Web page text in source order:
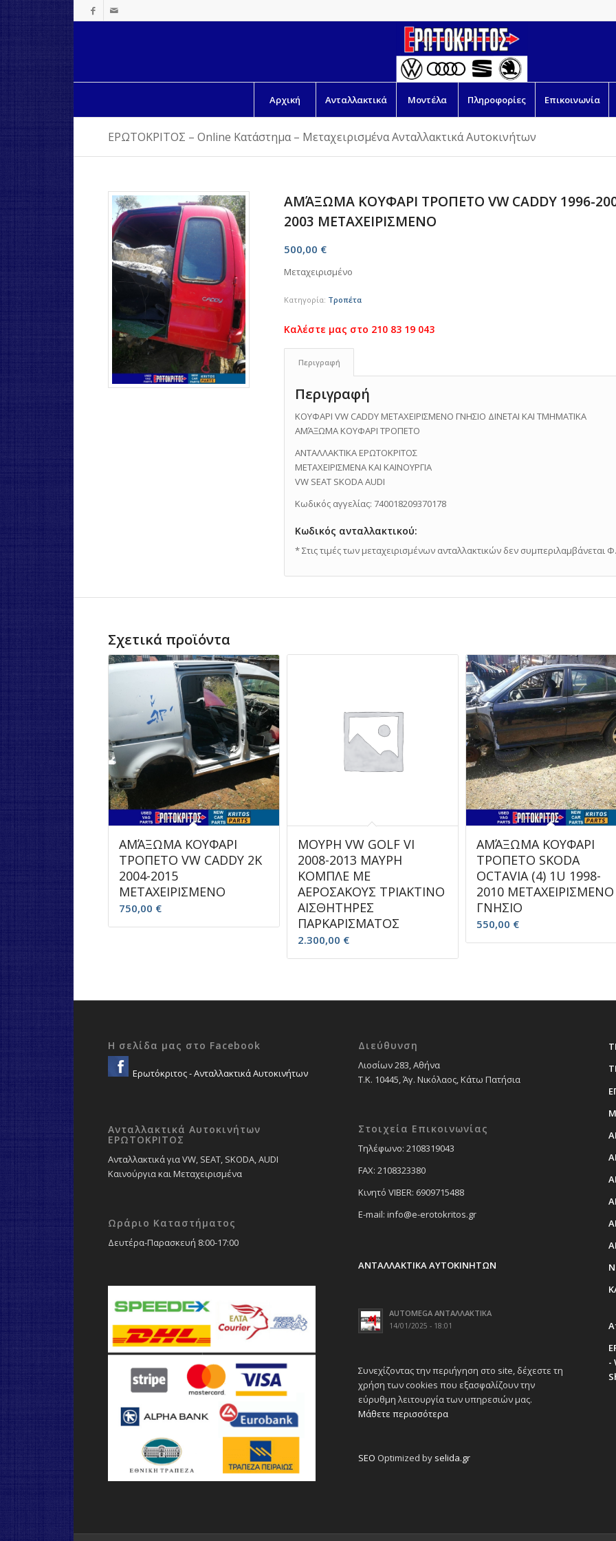
Αρχική Ανταλλακτικά Μοντέλα Πληροφορίες Επικοινωνία
ΕΡΩΤΟΚΡΙΤΟΣ – Online Κατάστημα – Μεταχειρισμένα Ανταλλακτικά Αυτοκινήτων
ΑΜΆΞΩΜΑ ΚΟΥΦΑΡΙ ΤΡΟΠΕΤΟ VW CADDY 1996-
2003 ΜΕΤΑΧΕΙΡΙΣΜΕΝΟ
500,00 €
Μεταχειρισμένο
Κατηγορία: Τροπέτα
Περιγραφή
Περιγραφή
ΚΟΥΦΑΡΙ VW CADDY ΜΕΤΑΧΕΙΡΙΣΜΕΝΟ ΓΝΗΣΙΟ ΔΙΝΕΤΑΙ ΚΑΙ ΤΜΗΜΑΤΙΚΑ
ΑΜΆΞΩΜΑ ΚΟΥΦΑΡΙ ΤΡΟΠΕΤΟ
ΑΝΤΑΛΛΑΚΤΙΚΑ ΕΡΩΤΟΚΡΙΤΟΣ
ΜΕΤΑΧΕΙΡΙΣΜΕΝΑ ΚΑΙ ΚΑΙΝΟΥΡΓΙΑ
VW SEAT SKODA AUDI
Κωδικός αγγελίας: 740018209370178
Κωδικός ανταλλακτικού:
* Στις τιμές των μεταχειρισμένων ανταλλακτικών δεν συμπεριλαμβάνεται
Σχετικά προϊόντα
ΑΜΆΞΩΜΑ ΚΟΥΦΑΡΙ
ΤΡΟΠΕΤΟ VW CADDY 2K
2004-2015
ΜΕΤΑΧΕΙΡΙΣΜΕΝΟ
750,00 €
ΜΟΥΡΗ VW GOLF VI
2008-2013 ΜΑΥΡΗ
ΚΟΜΠΛΕ ΜΕ
ΑΕΡΟΣΑΚΟΥΣ ΤΡΙΑΚΤΙΝΟ
ΑΙΣΘΗΤΗΡΕΣ
ΠΑΡΚΑΡΙΣΜΑΤΟΣ
2.300,00 €
ΑΜΆΞΩΜΑ ΚΟΥΦΑΡΙ
ΤΡΟΠΕΤΟ SKODA
OCTAVIA (4) 1U 1998-
2010 ΜΕΤΑΧΕΙΡΙΣΜΕΝΟ
ΓΝΗΣΙΟ
550,00 €
Η σελίδα μας στο Facebook
Ερωτόκριτος - Ανταλλακτικά Αυτοκινήτων
Ανταλλακτικά Αυτοκινήτων
ΕΡΩΤΟΚΡΙΤΟΣ
Ανταλλακτικά για VW, SEAT, SKODA, AUDI
Καινούργια και Μεταχειρισμένα
Ωράριο Καταστήματος
Δευτέρα-Παρασκευή 8:00-17:00
Διεύθυνση
Λιοσίων 283, Αθήνα
Τ.Κ. 10445, Άγ. Νικόλαος, Κάτω Πατήσια
Στοιχεία Επικοινωνίας
Tηλέφωνο: 2108319043
FAX: 2108323380
Κινητό VIBER: 6909715488
E-mail: info@e-erotokritos.gr
ΑΝΤΑΛΛΑΚΤΙΚΑ ΑΥΤΟΚΙΝΗΤΩΝ
AUTOMEGA ΑΝΤΑΛΛΑΚΤΙΚΑ
14/01/2025 - 18:01
Συνεχίζοντας την περιήγηση στο site, δέχεστε τη
χρήση των cookies που εξασφαλίζουν την
εύρυθμη λειτουργία των υπηρεσιών μας.
Μάθετε περισσότερα
SEO Optimized by selida.gr
-